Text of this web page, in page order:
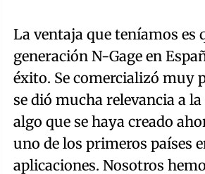
La ventaja que teníamos es
generación N-Gage en
éxito. Se comercializó muy
se dió mucha relevancia a la
algo que se haya creado
uno de los primeros países
aplicaciones. Nosotros